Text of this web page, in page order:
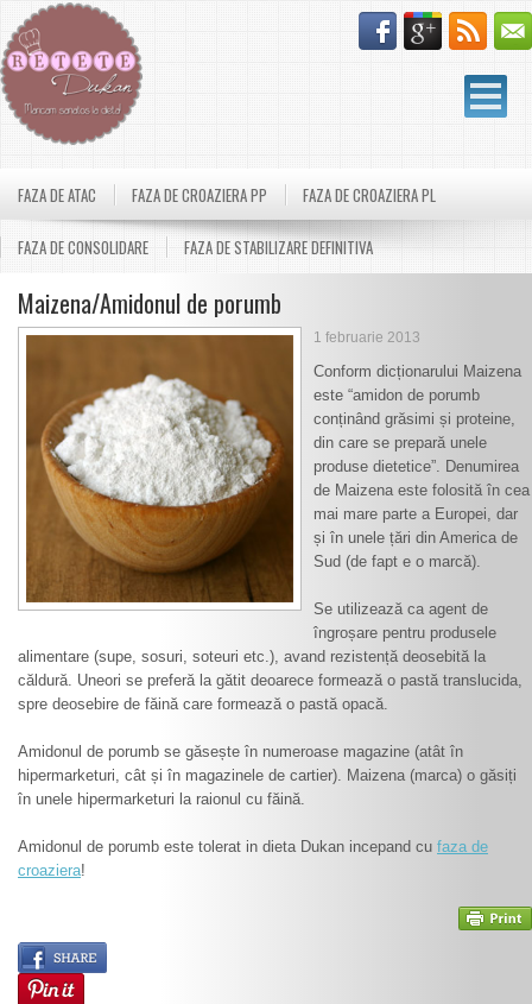
FAZA DE ATAC FAZA DE CROAZIERA PP FAZA DE CROAZIERA PL
FAZA DE CONSOLIDARE FAZA DE STABILIZARE DEFINITIVA
Maizena/Amidonul de porumb
1 februarie 2013
Conform dicționarului Maizena
este “amidon de porumb
conținând grăsimi și proteine,
din care se prepară unele
produse dietetice”. Denumirea
de Maizena este folosită în cea
mai mare parte a Europei, dar
și în unele țări din America de
Sud (de fapt e o marcă).
Se utilizează ca agent de
îngroșare pentru produsele
alimentare (supe, sosuri, soteuri etc.), avand rezistență deosebită la
căldură. Uneori se preferă la gătit deoarece formează o pastă translucida,
spre deosebire de făină care formează o pastă opacă.
Amidonul de porumb se găsește în numeroase magazine (atât în
hipermarketuri, cât și în magazinele de cartier). Maizena (marca) o găsiți
în unele hipermarketuri la raionul cu făină.
Amidonul de porumb este tolerat in dieta Dukan incepand cu faza de
croaziera!